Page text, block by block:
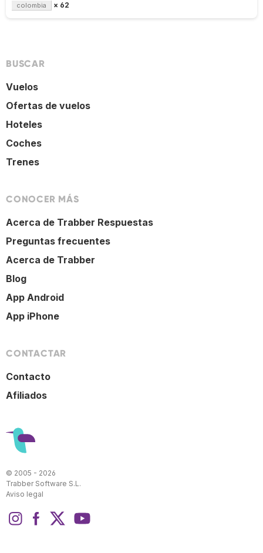
colombia × 62
BUSCAR
Vuelos
Ofertas de vuelos
Hoteles
Coches
Trenes
CONOCER MÁS
Acerca de Trabber Respuestas
Preguntas frecuentes
Acerca de Trabber
Blog
App Android
App iPhone
CONTACTAR
Contacto
Afiliados
© 2005 - 2026
Trabber Software S.L.
Aviso legal